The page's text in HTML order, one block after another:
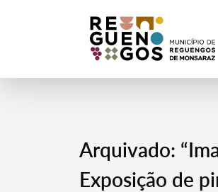
Arquivado:
Exposição de